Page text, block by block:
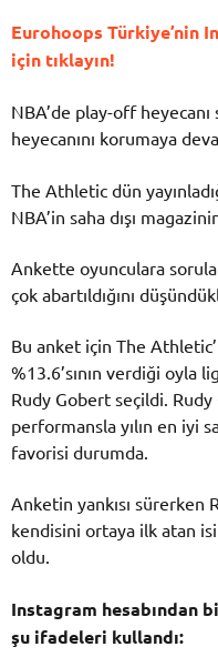
Eurohoops Türkiye’nin
için tıklayın!
NBA’de play-off heyecanı
heyecanını korumaya
The Athletic dün
NBA’in saha dışı
Ankette oyunculara
çok abartıldığını
Bu anket için The
%13.6’sının verdiği oyla
Rudy Gobert seçildi.
performansla yılın en iyi
favorisi durumda.
Anketin yankısı sürerken
kendisini ortaya ilk atan
oldu.
Instagram hesabından
şu ifadeleri kullandı: